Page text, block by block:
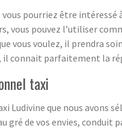
pourriez être intéressé
vous pouvez l’utiliser
vous voulez, il prendra
connait parfaitement la
taxi
Ludivine que nous
gré de vos envies,